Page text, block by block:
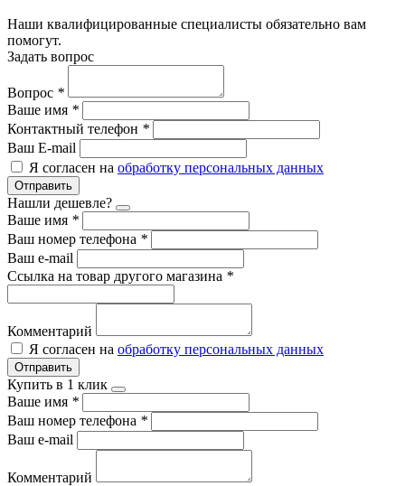
Наши квалифицированные специалисты обязательно вам
помогут.
Задать вопрос
Вопрос *
Ваше имя *
Контактный телефон *
Ваш E-mail
Я согласен на обработку персональных данных
Отправить
Нашли дешевле?
Ваше имя *
Ваш номер телефона *
Ваш e-mail
Ссылка на товар другого магазина *
Комментарий
Я согласен на обработку персональных данных
Отправить
Купить в 1 клик
Ваше имя *
Ваш номер телефона *
Ваш e-mail
Комментарий